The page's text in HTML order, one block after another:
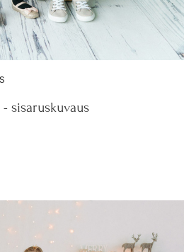
sisaruskuvaus